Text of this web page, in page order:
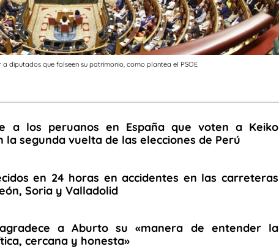
diputados que falseen su patrimonio, como plantea el PSOE
a los peruanos en España que voten a Keiko
la segunda vuelta de las elecciones de Perú
en 24 horas en accidentes en las carreteras
Soria y Valladolid
a Aburto su «manera de entender la
cercana y honesta»